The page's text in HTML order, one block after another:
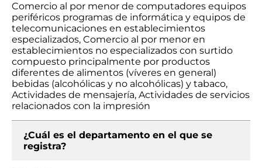
Comercio al por menor de computadores equipos
periféricos programas de informática y equipos de
telecomunicaciones en establecimientos
especializados, Comercio al por menor en
establecimientos no especializados con surtido
compuesto principalmente por productos
diferentes de alimentos (víveres en general)
bebidas (alcohólicas y no alcohólicas) y tabaco,
Actividades de mensajería, Actividades de servicios
relacionados con la impresión
¿Cuál es el departamento en el que se
registra?